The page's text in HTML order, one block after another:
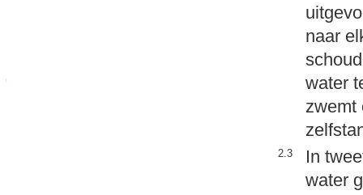
naar
water
zwemt
2.3
In
water